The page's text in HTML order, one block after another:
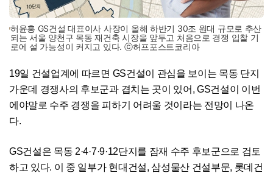
허윤홍 GS건설 대표이사 사장이 올해 하반기 30조 원대 규모로 추산
되는 서울 양천구 목동 재건축 시장을 앞두고 처음으로 경쟁 입찰 기
로에 설 가능성이 커지고 있다. ⓒ허프포스트코리아
19일 건설업계에 따르면 GS건설이 관심을 보이는 목동 단지
가운데 경쟁사의 후보군과 겹치는 곳이 있어, GS건설이 이번
에야말로 수주 경쟁을 피하기 어려울 것이라는 전망이 나온
다.
GS건설은 목동 2·4·7·9·12단지를 잠재 수주 후보군으로 검토
하고 있다. 이 중 일부가 현대건설, 삼성물산 건설부문, 롯데건